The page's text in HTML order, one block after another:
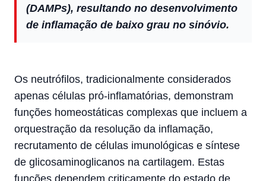
(DAMPs), resultando no desenvolvimento
de inflamação de baixo grau no sinóvio.
Os neutrófilos, tradicionalmente considerados
apenas células pró-inflamatórias, demonstram
funções homeostáticas complexas que incluem a
orquestração da resolução da inflamação,
recrutamento de células imunológicas e síntese
de glicosaminoglicanos na cartilagem. Estas